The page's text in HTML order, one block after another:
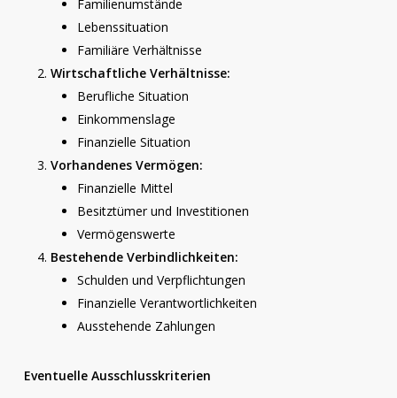
Familienumstände
Lebenssituation
Familiäre Verhältnisse
Wirtschaftliche Verhältnisse:
Berufliche Situation
Einkommenslage
Finanzielle Situation
Vorhandenes Vermögen:
Finanzielle Mittel
Besitztümer und Investitionen
Vermögenswerte
Bestehende Verbindlichkeiten:
Schulden und Verpflichtungen
Finanzielle Verantwortlichkeiten
Ausstehende Zahlungen
Eventuelle Ausschlusskriterien